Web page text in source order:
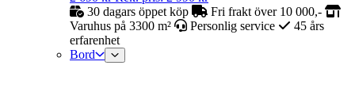
30 dagars öppet köp
Fri frakt över 10 000,-
Varuhus på 3300 m²
Personlig service
45 års
erfarenhet
Bord